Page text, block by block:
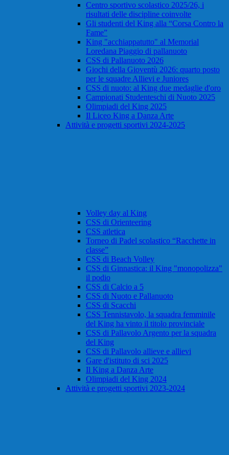
Centro sportivo scolastico 2025/26, i
risultati delle discipline coinvolte
Gli studenti del King alla “Corsa Contro la
Fame”
King "acchiappatutto" al Memorial
Loredana Piaggio di pallanuoto
CSS di Pallanuoto 2026
Giochi della Gioventù 2026: quarto posto
per le squadre Allievi e Juniores
CSS di nuoto: al King due medaglie d'oro
Campionati Studenteschi di Nuoto 2025
Olimpiadi del King 2025
Il Liceo King a Danza Arte
Attività e progetti sportivi 2024-2025
Volley day al King
CSS di Orienteering
CSS atletica
Torneo di Padel scolastico “Racchette in
classe”
CSS di Beach Volley
CSS di Ginnastica: il King "monopolizza"
il podio
CSS di Calcio a 5
CSS di Nuoto e Pallanuoto
CSS di Scacchi
CSS Tennistavolo, la squadra femminile
del King ha vinto il titolo provinciale
CSS di Pallavolo Argento per la squadra
del King
CSS di Pallavolo allieve e allievi
Gare d'istituto di sci 2025
Il King a Danza Arte
Olimpiadi del King 2024
Attività e progetti sportivi 2023-2024